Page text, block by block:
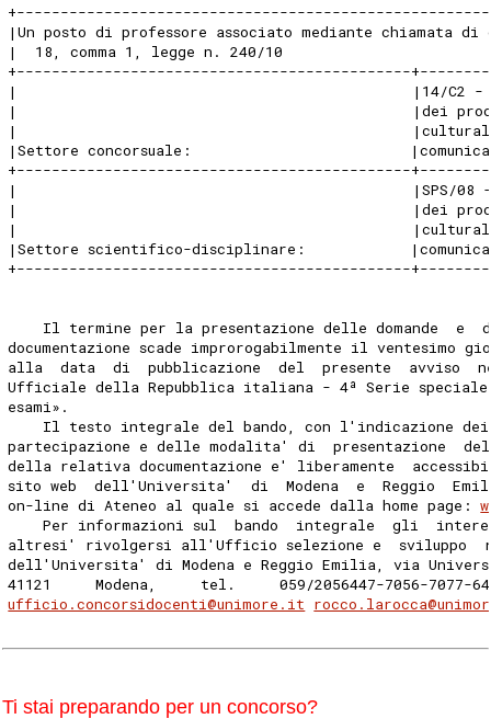
|Un posto di professore associato mediante
|  18, comma 1, legge n. 240/10
+---------------------------------------------
|                                             |14/C2 -
|                                             |dei
|
|Settore concorsuale:
+---------------------------------------------
|                                             |SPS/08 -
|                                             |dei
|
|Settore scientifico-disciplinare:
+---------------------------------------------
Il termine per la presentazione delle domande  e
documentazione scade improrogabilmente il ventesimo
alla  data  di  pubblicazione  del  presente  avviso
Ufficiale della Repubblica italiana - 4ª Serie speciale
esami».
Il testo integrale del bando, con l'indicazione
partecipazione e delle modalita' di  presentazione
della relativa documentazione e' liberamente
sito web  dell'Universita'  di  Modena  e  Reggio
on-line di Ateneo al quale si accede dalla home page:
Per informazioni sul  bando  integrale  gli
altresi' rivolgersi all'Ufficio selezione e  sviluppo
dell'Universita' di Modena e Reggio Emilia, via
41121     Modena,     tel.     059/2056447-7056-7077-
ufficio.concorsidocenti@unimore.it
Ti stai preparando per un concorso?